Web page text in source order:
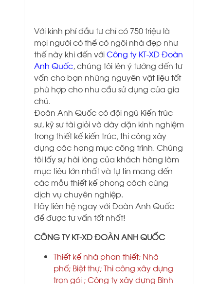
Với kinh phí đầu tư chỉ có 750 triệu là
mọi người có thể có ngôi nhà đẹp như
thế này khi đến vớiCông ty KT-XD Đoàn
Anh Quốc, chúng tôi lên ý tưởng đến tư
vấn cho bạn những nguyên vật liệu tốt
phù hợp cho nhu cầu sử dụng của gia
chủ.
Đoàn Anh Quốc có đội ngũ Kiến trúc
sư, kỹ sư tài giỏi và dày dặn kinh nghiệm
trong thiết kế kiến trúc, thi công xây
dựng các hạng mục công trình. Chúng
tôi lấy sự hài lòng của khách hàng làm
mục tiêu lớn nhất và tự tin mang đến
các mẫu thiết kế phong cách cùng
dịch vụ chuyên nghiệp.
Hãy liên hệ ngay với Đoàn Anh Quốc
để được tư vấn tốt nhất!
CÔNG TY KT-XD ĐOÀN ANH QUỐC
Thiết kế nhà phan thiết; Nhà
phố; Biệt thự;Thi công xây dựng
trọn gói ;Công ty xây dựng Bình